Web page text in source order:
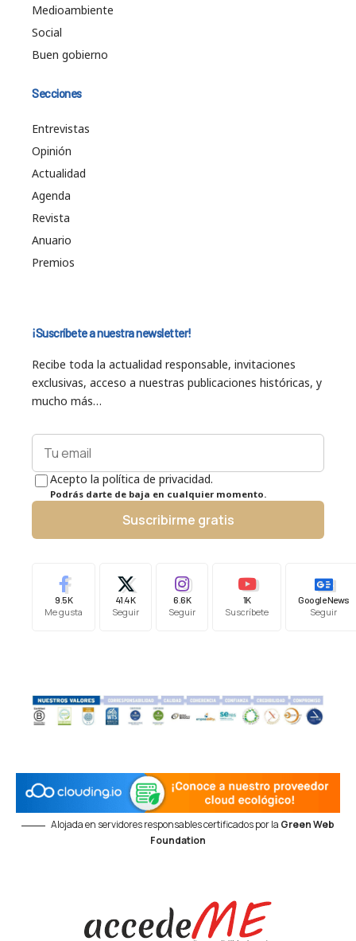
Medioambiente
Social
Buen gobierno
Secciones
Entrevistas
Opinión
Actualidad
Agenda
Revista
Anuario
Premios
¡Suscríbete a nuestra newsletter!
Recibe toda la actualidad responsable, invitaciones
exclusivas, acceso a nuestras publicaciones históricas, y
mucho más…
Acepto la política de privacidad.
Podrás darte de baja en cualquier momento.
Suscribirme gratis
9.5K
Me gusta
41.4K
Seguir
6.6K
Seguir
1K
Suscríbete
Google News
Seguir
Alojada en servidores responsables certificados por la Green Web
Foundation